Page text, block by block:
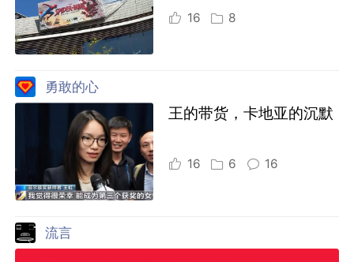
16 8
勇敢的心
王的带货，卡地亚的沉默
16 6 16
流言